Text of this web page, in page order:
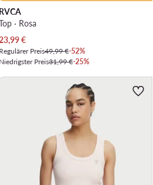
Produkte:
RVCA
· Rosa
Preis
€
Regulärer Preis49,99 €-52%
Niedrigster Preis31,99 €-25%